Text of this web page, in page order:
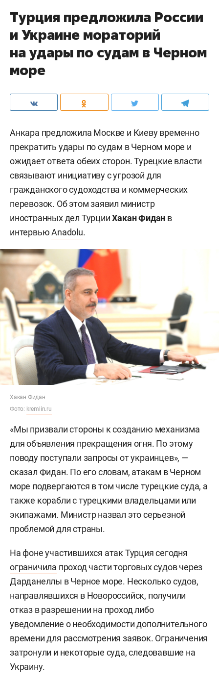
Турция предложила России
и Украине мораторий
на удары по судам в Черном
море
Анкара предложила Москве и Киеву временно
прекратить удары по судам в Черном море и
ожидает ответа обеих сторон. Турецкие власти
связывают инициативу с угрозой для
гражданского судоходства и коммерческих
перевозок. Об этом заявил министр
иностранных дел ТурцииХакан Фидан в
интервьюAnadolu.
Хакан Фидан
Фото: kremlin.ru
«Мы призвали стороны к созданию механизма
для объявления прекращения огня. По этому
поводу поступали запросы от украинцев», —
сказал Фидан. По его словам, атакам в Черном
море подвергаются в том числе турецкие суда, а
также корабли с турецкими владельцами или
экипажами. Министр назвал это серьезной
проблемой для страны.
На фоне участившихся атак Турция сегодня
ограничила проход части торговых судов через
Дарданеллы в Черное море. Несколько судов,
направлявшихся в Новороссийск, получили
отказ в разрешении на проход либо
уведомление о необходимости дополнительного
времени для рассмотрения заявок. Ограничения
затронули и некоторые суда, следовавшие на
Украину.